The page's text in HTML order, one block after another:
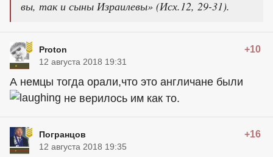
вы, так и сыны Израилевы» (Исх.12, 29-31).
Proton +10
12 августа 2018 19:31
А немцы тогда орали,что это англичане были
не верилось им как то.
Погранцов +16
12 августа 2018 19:35